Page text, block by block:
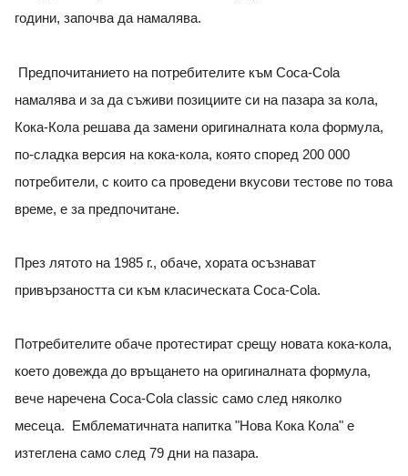
години, започва да намалява.
Предпочитанието на потребителите към Coca-Cola
намалява и за да съживи позициите си на пазара за кола,
Кока-Кола решава да замени оригиналната кола формула,
по-сладка версия на кока-кола, която според 200 000
потребители, с които са проведени вкусови тестове по това
време, е за предпочитане.
През лятото на 1985 г., обаче, хората осъзнават
привързаността си към класическата Coca-Cola.
Потребителите обаче протестират срещу новата кока-кола,
което довежда до връщането на оригиналната формула,
вече наречена Coca-Cola classic само след няколко
месеца. Емблематичната напитка "Нова Кока Кола" е
изтеглена само след 79 дни на пазара.